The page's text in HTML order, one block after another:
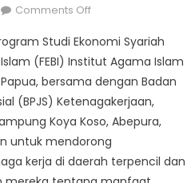
Comments Offon
Perlindungan
Sosial
Bagi
Tenaga
Kerja
:
Prodi
Ekonomi
Studi Ekonomi Syariah
(FEBI) Institut Agama Islam
bersama dengan Badan
(BPJS) Ketenagakerjaan,
Koya Koso, Abepura,
untuk mendorong
kerja di daerah terpencil dan